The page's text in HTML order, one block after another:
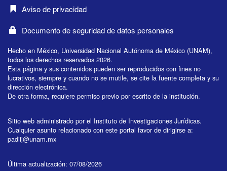
Aviso de privacidad
Documento de seguridad de datos personales
Hecho en México, Universidad Nacional Autónoma de México (UNAM),
todos los derechos reservados 2026.
Esta página y sus contenidos pueden ser reproducidos con fines no
lucrativos, siempre y cuando no se mutile, se cite la fuente completa y su
dirección electrónica.
De otra forma, requiere permiso previo por escrito de la institución.
Sitio web administrado por el Instituto de Investigaciones Jurídicas.
Cualquier asunto relacionado con este portal favor de dirigirse a:
padiij@unam.mx
Última actualización: 07/08/2026